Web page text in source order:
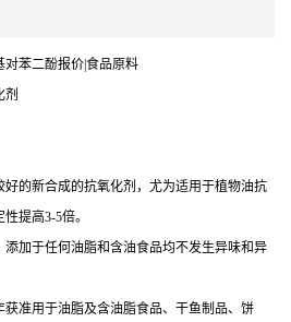
对苯二酚报价|食品原料
剂
好的新合成的抗氧化剂，尤为适用于植物油抗
提高3-5倍。
添加于任何油脂和含油食品均不发生异味和异
获准用于油脂及含油脂食品、干鱼制品、饼